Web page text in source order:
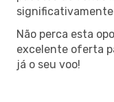
Não perca esta
excelente oferta
já o seu voo!